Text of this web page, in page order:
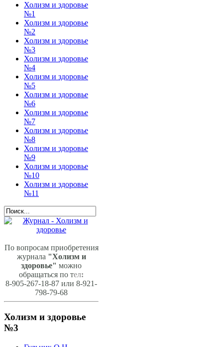
Холизм и здоровье
№1
Холизм и здоровье
№2
Холизм и здоровье
№3
Холизм и здоровье
№4
Холизм и здоровье
№5
Холизм и здоровье
№6
Холизм и здоровье
№7
Холизм и здоровье
№8
Холизм и здоровье
№9
Холизм и здоровье
№10
Холизм и здоровье
№11
По вопросам приобретения
журнала "Холизм и
здоровье" можно
обращаться по тел:
8-905-267-18-87 или 8-921-
798-79-68
Холизм и здоровье
№3